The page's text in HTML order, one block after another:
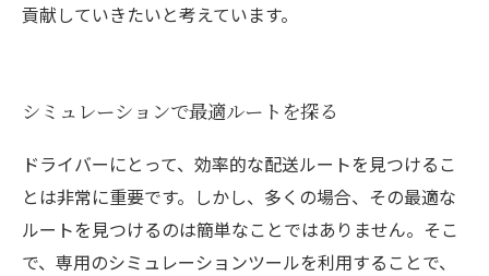
貢献していきたいと考えています。
シミュレーションで最適ルートを探る
ドライバーにとって、効率的な配送ルートを見つけるこ
とは非常に重要です。しかし、多くの場合、その最適な
ルートを見つけるのは簡単なことではありません。そこ
で、専用のシミュレーションツールを利用することで、